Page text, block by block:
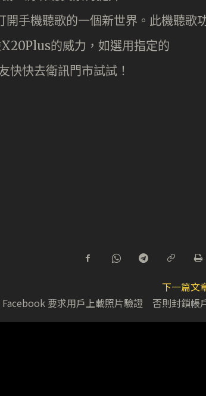
手機聽歌的一個新世界。此機聽歌
的威力，如選用指定的
快去衛訊門市試試！
下一篇文
Facebook 要求用戶上載照片驗證 否則封鎖帳